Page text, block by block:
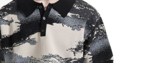
哥付你分期」之契約關係目的，商店將以您的個人
或地址）提供予台灣大哥大進項蒐集、處理及利用，
分期帳單所需資料之確認、核對及更正。
詳閱以下連結：
https://oppay.tw/userRule
先享後付 」之結帳頁面顯示為準，若有關於
需取消欲退款等相關疑問，請聯繫「AFTEE先享後付
netprotections.freshdesk.com/support/home
份有限公司提供之「AFTEE先享後付」服務完成之交
含以上)免運費
含以上)免運費